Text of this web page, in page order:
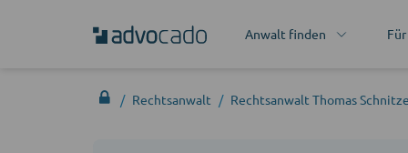
Anwalt finden
Rechtsanwalt Rechtsanwalt Thomas